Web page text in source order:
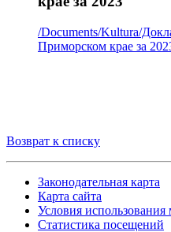
/Documents/Kultura/
Приморском крае за
Возврат к списку
Законодательная карта
Карта сайта
Условия использования
Статистика посещений